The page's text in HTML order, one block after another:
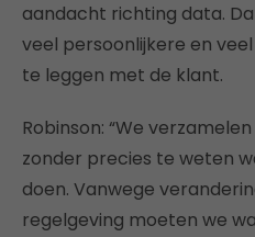
aandacht richting data.
veel persoonlijkere en
te leggen met de klant.
Robinson: “We
zonder precies te weten
doen. Vanwege
regelgeving moeten we